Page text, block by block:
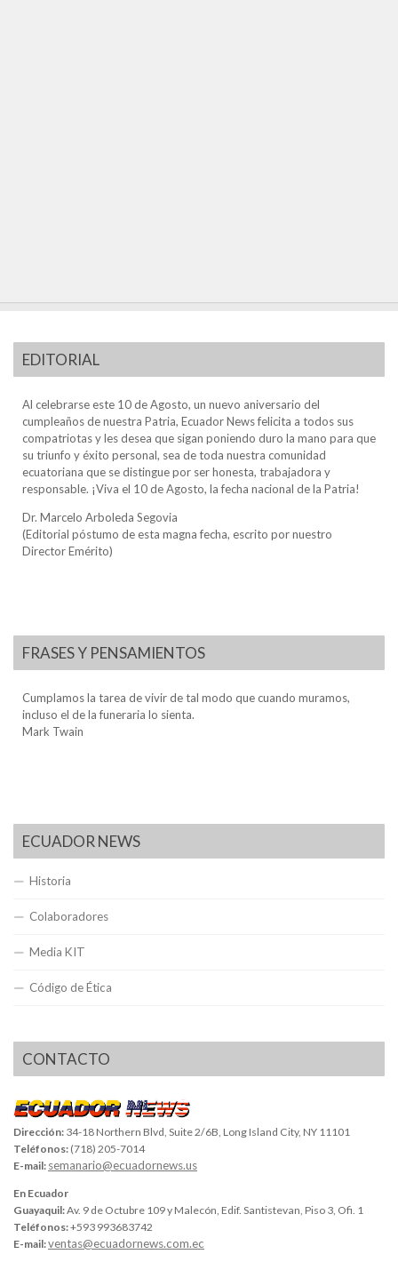
EDITORIAL
Al celebrarse este 10 de Agosto, un nuevo aniversario del
cumpleaños de nuestra Patria, Ecuador News felicita a todos sus
compatriotas y les desea que sigan poniendo duro la mano para que
su triunfo y éxito personal, sea de toda nuestra comunidad
ecuatoriana que se distingue por ser honesta, trabajadora y
responsable. ¡Viva el 10 de Agosto, la fecha nacional de la Patria!
Dr. Marcelo Arboleda Segovia
(Editorial póstumo de esta magna fecha, escrito por nuestro
Director Emérito)
FRASES Y PENSAMIENTOS
Cumplamos la tarea de vivir de tal modo que cuando muramos,
incluso el de la funeraria lo sienta.
Mark Twain
ECUADOR NEWS
Historia
Colaboradores
Media KIT
Código de Ética
CONTACTO
Dirección: 34-18 Northern Blvd, Suite 2/6B, Long Island City, NY 11101
Teléfonos: (718) 205-7014
E-mail: semanario@ecuadornews.us
En Ecuador
Guayaquil:Av. 9 de Octubre 109 y Malecón, Edif. Santistevan, Piso 3, Ofi. 1
Teléfonos:+593 993683742
E-mail:ventas@ecuadornews.com.ec